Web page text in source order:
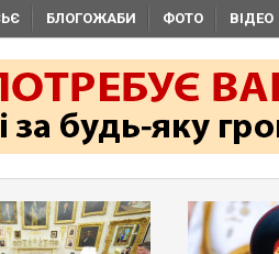
БЛОГОЖАБИ ФОТО ВІДЕО